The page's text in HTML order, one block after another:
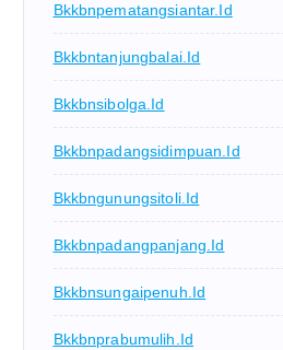
Bkkbnpematangsiantar.id
Bkkbntanjungbalai.id
Bkkbnsibolga.id
Bkkbnpadangsidimpuan.id
Bkkbngunungsitoli.id
Bkkbnpadangpanjang.id
Bkkbnsungaipenuh.id
Bkkbnprabumulih.id